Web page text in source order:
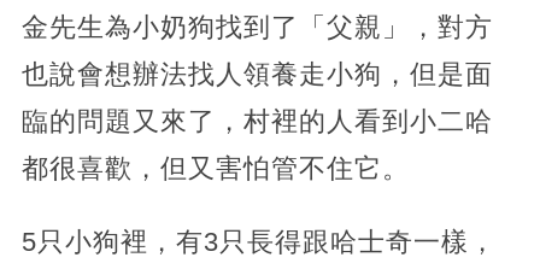
金先生為小奶狗找到了「父親」，對方
也說會想辦法找人領養走小狗，但是面
臨的問題又來了，村裡的人看到小二哈
都很喜歡，但又害怕管不住它。
5只小狗裡，有3只長得跟哈士奇一樣，